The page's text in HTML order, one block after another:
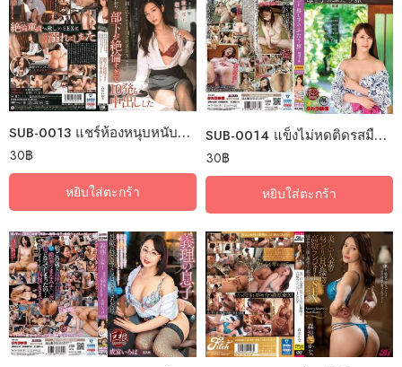
SUB-0013 แชร์ห้องหนุบหนับกินตับติดลม
30฿
หยิบใส่ตะกร้า
SUB-0014 แข็งไม่หดติดรสมือแม่
30฿
หยิบใส่ตะกร้า